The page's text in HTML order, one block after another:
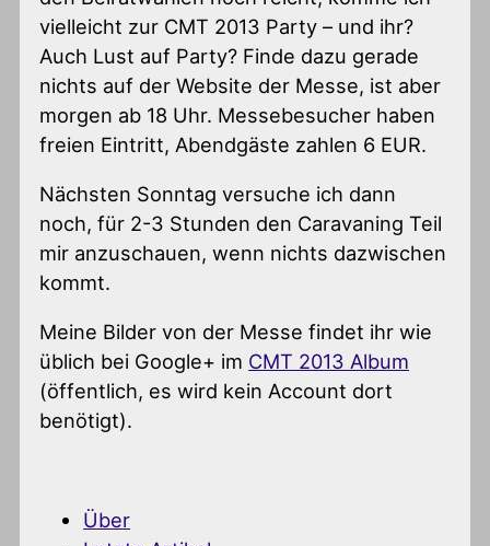
vielleicht zur CMT 2013 Party – und ihr?
Auch Lust auf Party? Finde dazu gerade
nichts auf der Website der Messe, ist aber
morgen ab 18 Uhr. Messebesucher haben
freien Eintritt, Abendgäste zahlen 6 EUR.
Nächsten Sonntag versuche ich dann
noch, für 2-3 Stunden den Caravaning Teil
mir anzuschauen, wenn nichts dazwischen
kommt.
Meine Bilder von der Messe findet ihr wie
üblich bei Google+ im CMT 2013 Album
(öffentlich, es wird kein Account dort
benötigt).
Über